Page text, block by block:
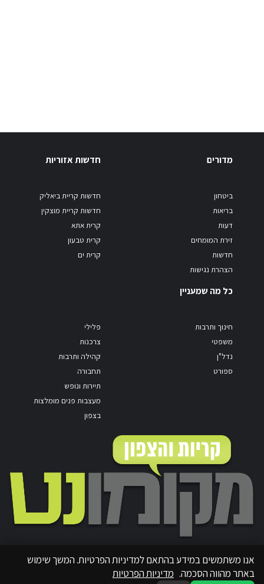
מדורים
ביטחון
בריאות
דעות
זירת המומחים
חדשות
הצהרת נגישות
חדשות אזוריות
חדשות קריית ביאליק
חדשות קריית מוצקין
קרית אתא
קרית טבעון
קרית ים
כל מה שמעניין
חינוך ותרבות
משפטי
נדל"ן
ספורט
פלילי
צרכנות
קהילה ותרבות
תחבורה
תיירות ונופש
מעצבות פנים מומלצות
בצפון
אנו משתמשים במידע בהתאם למדיניות הפרטיות. המשך שימוש
באתר מהווה הסכמה. מדיניות הפרטיות